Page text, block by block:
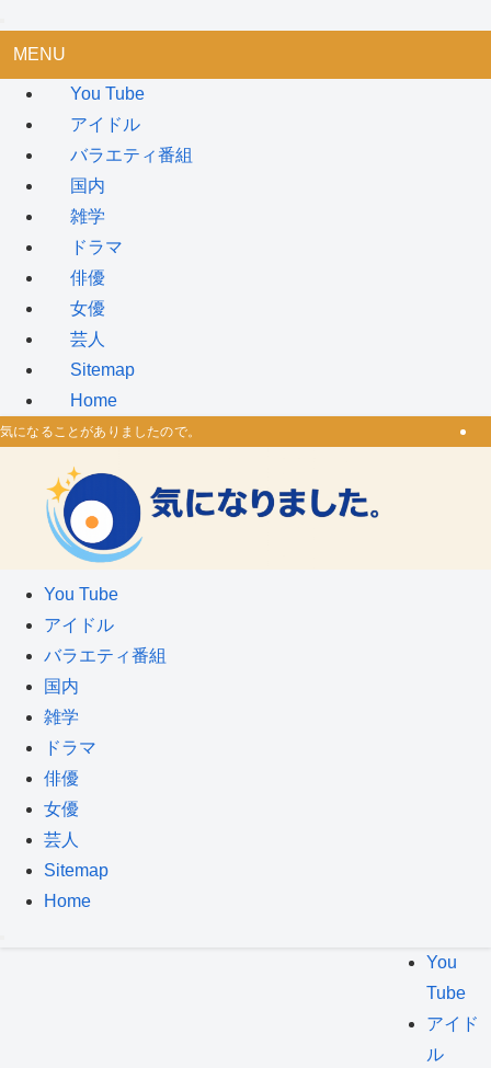
MENU
You Tube
アイドル
バラエティ番組
国内
雑学
ドラマ
俳優
女優
芸人
Sitemap
Home
気になることがありましたので。
You Tube
アイドル
バラエティ番組
国内
雑学
ドラマ
俳優
女優
芸人
Sitemap
Home
You
Tube
アイド
ル